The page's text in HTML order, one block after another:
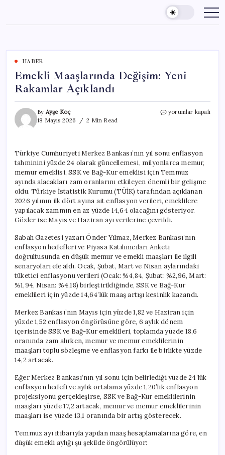
content
HABER
Emekli Maaşlarında Değişim: Yeni
Rakamlar Açıklandı
By Ayşe Koç
18 Mayıs 2026
2 Min Read
Emekli
Açıklandı
için
yorumlar kapalı
Türkiye Cumhuriyeti Merkez Bankası’nın yıl sonu enflasyon
tahminini yüzde 24 olarak güncellemesi, milyonlarca memur,
memur emeklisi, SSK ve Bağ-Kur emeklisi için Temmuz
ayında alacakları zam oranlarını etkileyen önemli bir gelişme
oldu. Türkiye İstatistik Kurumu (TÜİK) tarafından açıklanan
2026 yılının ilk dört ayına ait enflasyon verileri, emeklilere
yapılacak zammın en az yüzde 14,64 olacağını gösteriyor.
Gözler ise Mayıs ve Haziran ayı verilerine çevrildi.
Sabah Gazetesi yazarı Önder Yılmaz, Merkez Bankası’nın
enflasyon hedefleri ve Piyasa Katılımcıları Anketi
doğrultusunda en düşük memur ve emekli maaşları ile ilgili
senaryoları ele aldı. Ocak, Şubat, Mart ve Nisan aylarındaki
tüketici enflasyonu verileri (Ocak: %4,84, Şubat: %2,96, Mart:
%1,94, Nisan: %4,18) birleştirildiğinde, SSK ve Bağ-Kur
emeklileri için yüzde 14,64’lük maaş artışı kesinlik kazandı.
Merkez Bankası’nın Mayıs için yüzde 1,82 ve Haziran için
yüzde 1,52 enflasyon öngörüsüne göre, 6 aylık dönem
içerisinde SSK ve Bağ-Kur emeklileri, toplamda yüzde 18,6
oranında zam alırken, memur ve memur emeklilerinin
maaşları toplu sözleşme ve enflasyon farkı ile birlikte yüzde
14,2 artacak.
Eğer Merkez Bankası’nın yıl sonu için belirlediği yüzde 24’lük
enflasyon hedefi ve aylık ortalama yüzde 1,20’lik enflasyon
projeksiyonu gerçekleşirse, SSK ve Bağ-Kur emeklilerinin
maaşları yüzde 17,2 artacak, memur ve memur emeklilerinin
maaşları ise yüzde 13,1 oranında bir artış gösterecek.
Temmuz ayı itibarıyla yapılan maaş hesaplamalarına göre, en
düşük emekli aylığı şu şekilde öngörülüyor: